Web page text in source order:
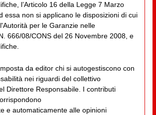
l’Articolo 16 della Legge 7 Marzo
essa non si applicano le disposizioni di cui
per le Garanzie nelle
666/08/CONS del 26 Novembre 2008, e
da editor chi si autogestiscono con
nei riguardi del collettivo
Direttore Responsabile. I contributi
e automaticamente alle opinioni